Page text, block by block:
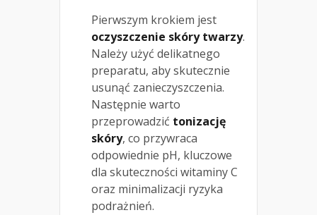
Pierwszym krokiem jest
oczyszczenie skóry twarzy.
Należy użyć delikatnego
preparatu, aby skutecznie
usunąć zanieczyszczenia.
Następnie warto
przeprowadzić tonizację
skóry, co przywraca
odpowiednie pH, kluczowe
dla skuteczności witaminy C
oraz minimalizacji ryzyka
podrażnień.